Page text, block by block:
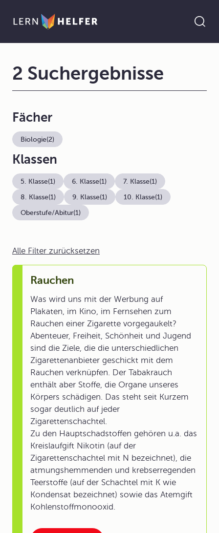
Alle Filter zurücksetzen
Rauchen
Was wird uns mit der Werbung auf
Plakaten, im Kino, im Fernsehen zum
Rauchen einer Zigarette vorgegaukelt?
Abenteuer, Freiheit, Schönheit und Jugend
sind die Ziele, die die unterschiedlichen
Zigarettenanbieter geschickt mit dem
Rauchen verknüpfen. Der Tabakrauch
enthält aber Stoffe, die Organe unseres
Körpers schädigen. Das steht seit Kurzem
sogar deutlich auf jeder
Zigarettenschachtel.
Zu den Hauptschadstoffen gehören u.a. das
Kreislaufgift Nikotin (auf der
Zigarettenschachtel mit N bezeichnet), die
atmungshemmenden und krebserregenden
Teerstoffe (auf der Schachtel mit K wie
Kondensat bezeichnet) sowie das Atemgift
Kohlenstoffmonooxid.
2 Suchergebnisse
Fächer
Biologie(2)
Klassen
5. Klasse(1) 6. Klasse(1) 7. Klasse(1)
8. Klasse(1) 9. Klasse(1) 10. Klasse(1)
Oberstufe/Abitur(1)